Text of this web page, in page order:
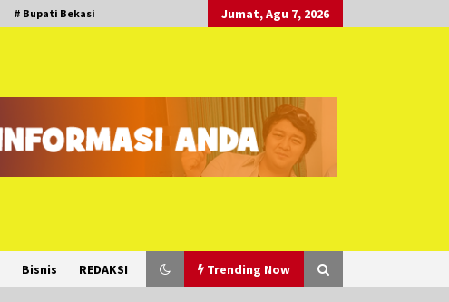
# Bupati Bekasi Jumat, Agu 7, 2026
Bisnis REDAKSI Trending Now